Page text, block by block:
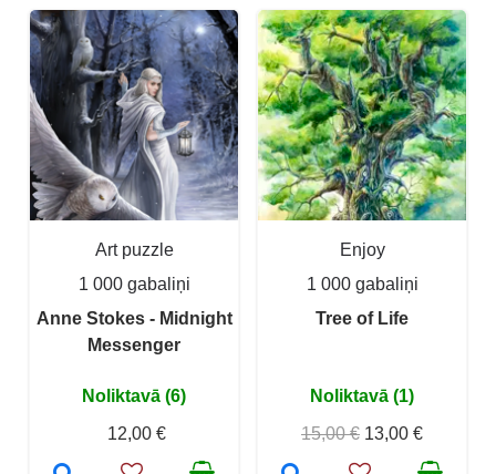
Art puzzle
1 000 gabaliņi
Anne Stokes - Midnight
Messenger
Noliktavā (6)
12,00 €
Enjoy
1 000 gabaliņi
Tree of Life
Noliktavā (1)
15,00 € 13,00 €